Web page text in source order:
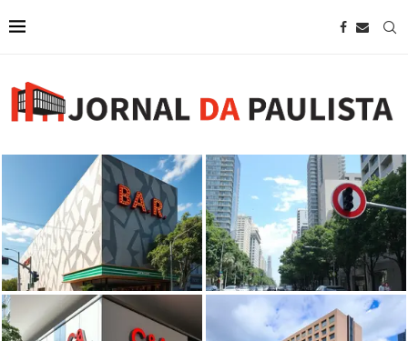
Bar Brahma abre as portas na
região da Paulista com projeto
de...
SP restringe uso de som na
Avenida Paulista